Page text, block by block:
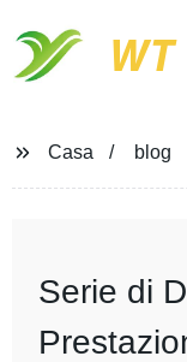
WT
Casa blog
Serie di